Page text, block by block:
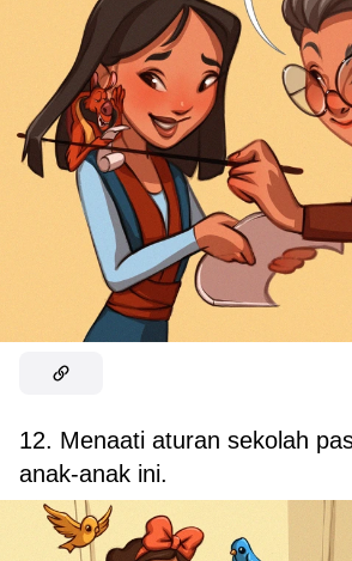
12. Menaati aturan sekolah
anak-anak ini.